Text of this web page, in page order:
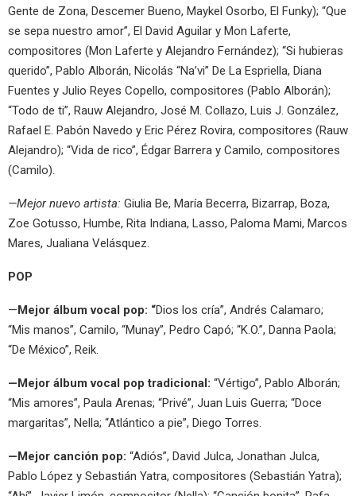
Gente de Zona, Descemer Bueno, Maykel Osorbo, El Funky); “Que
se sepa nuestro amor”, El David Aguilar y Mon Laferte,
compositores (Mon Laferte y Alejandro Fernández); “Si hubieras
querido”, Pablo Alborán, Nicolás “Na’vi” De La Espriella, Diana
Fuentes y Julio Reyes Copello, compositores (Pablo Alborán);
“Todo de ti”, Rauw Alejandro, José M. Collazo, Luis J. González,
Rafael E. Pabón Navedo y Eric Pérez Rovira, compositores (Rauw
Alejandro); “Vida de rico”, Édgar Barrera y Camilo, compositores
(Camilo).
—Mejor nuevo artista: Giulia Be, María Becerra, Bizarrap, Boza,
Zoe Gotusso, Humbe, Rita Indiana, Lasso, Paloma Mami, Marcos
Mares, Jualiana Velásquez.
POP
—Mejor álbum vocal pop: “Dios los cría”, Andrés Calamaro;
“Mis manos”, Camilo, “Munay”, Pedro Capó; “K.O.”, Danna Paola;
“De México”, Reik.
—Mejor álbum vocal pop tradicional: “Vértigo”, Pablo Alborán;
“Mis amores”, Paula Arenas; “Privé”, Juan Luis Guerra; “Doce
margaritas”, Nella; “Atlántico a pie”, Diego Torres.
—Mejor canción pop: “Adiós”, David Julca, Jonathan Julca,
Pablo López y Sebastián Yatra, compositores (Sebastián Yatra);